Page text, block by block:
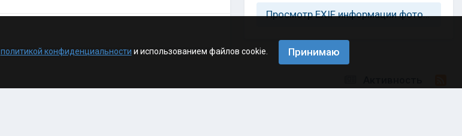
Просмотр EXIF информации фотографии
политикой конфиденциальности и использованием файлов cookie. Принимаю